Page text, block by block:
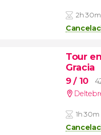
2h 30m
Tour
Gracia
9/ 10
1h 30m